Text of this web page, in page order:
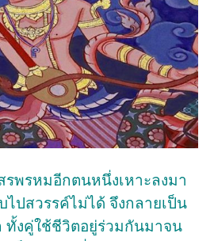
พรหมอีกตนหนึ่งเหาะลงมา
ปสวรรค์ไม่ได้ จึงกลายเป็น
ทั้งคู่ใช้ชีวิตอยู่ร่วมกันมาจน